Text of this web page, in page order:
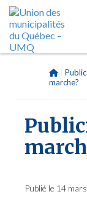
marche?
Publié le 14